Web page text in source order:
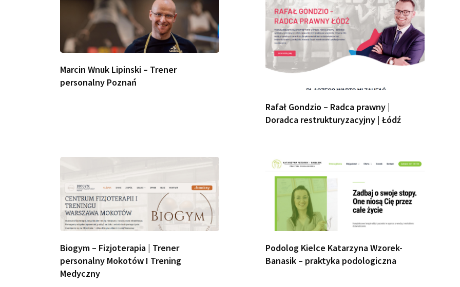
Marcin Wnuk Lipinski – Trener
personalny Poznań
Rafał Gondzio – Radca prawny |
Doradca restrukturyzacyjny | Łódź
Biogym – Fizjoterapia | Trener
personalny Mokotów I Trening
Medyczny
Podolog Kielce Katarzyna Wzorek-
Banasik – praktyka podologiczna